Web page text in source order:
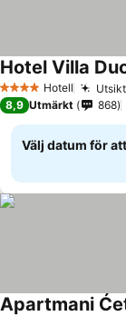
4 StjärnorHotell
Hotel Villa
8,9 Utmärkt 868
Välj datum för
Apartmani